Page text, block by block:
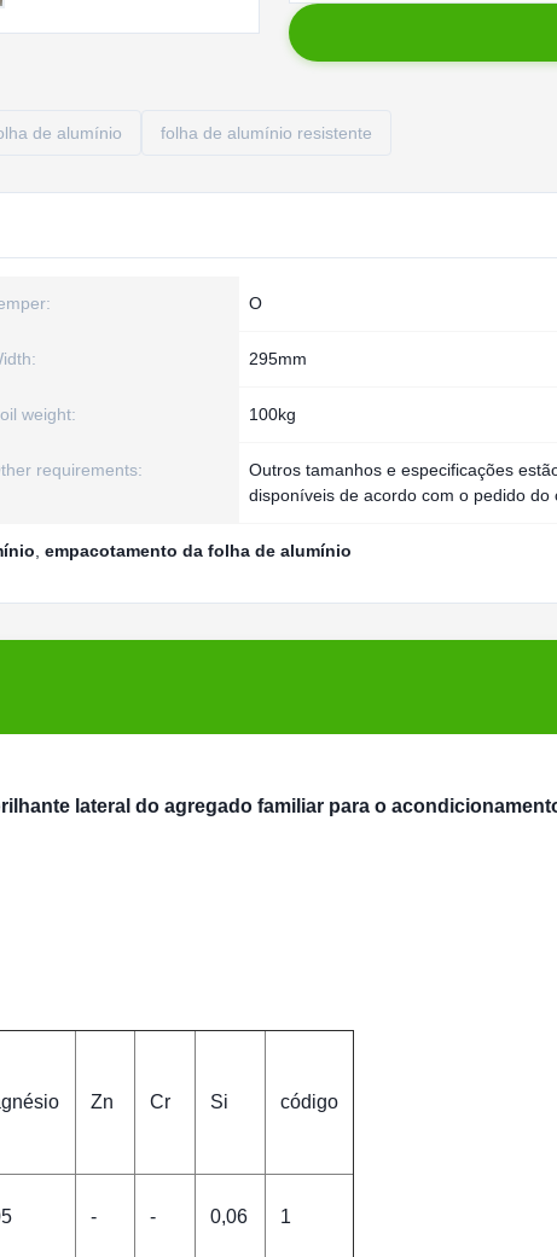
de alumínio folha de alumínio resistente
O
295mm
weight: 100kg
requirements:
Outros tamanhos e especificações
disponíveis de acordo com o pedido do
empacotamento da folha de alumínio
lateral do agregado familiar para o
Zn Cr Si código
- - 0,06 1